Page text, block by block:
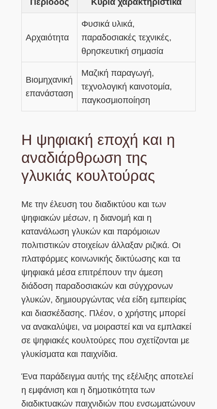
Περίοδος Κύρια χαρακτηριστικά
Αρχαιότητα
Φυσικά υλικά,
παραδοσιακές τεχνικές,
θρησκευτική σημασία
Βιομηχανική
επανάσταση
Μαζική παραγωγή,
τεχνολογική καινοτομία,
παγκοσμιοποίηση
Η ψηφιακή εποχή και η
αναδιάρθρωση της
γλυκιάς κουλτούρας
Με την έλευση του διαδικτύου και των
ψηφιακών μέσων, η διανομή και η
κατανάλωση γλυκών και παρόμοιων
πολιτιστικών στοιχείων άλλαξαν ριζικά. Οι
πλατφόρμες κοινωνικής δικτύωσης και τα
ψηφιακά μέσα επιτρέπουν την άμεση
διάδοση παραδοσιακών και σύγχρονων
γλυκών, δημιουργώντας νέα είδη εμπειρίας
και διασκέδασης. Πλέον, ο χρήστης μπορεί
να ανακαλύψει, να μοιραστεί και να εμπλακεί
σε ψηφιακές κουλτούρες που σχετίζονται με
γλυκίσματα και παιχνίδια.
Ένα παράδειγμα αυτής της εξέλιξης αποτελεί
η εμφάνιση και η δημοτικότητα των
διαδικτυακών παιχνιδιών που ενσωματώνουν